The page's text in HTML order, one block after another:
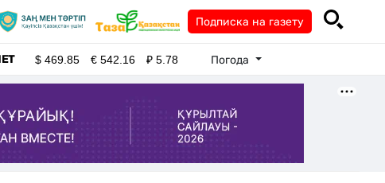
Подписка на газету
$469.85 €542.16 ₽5.78 Погода